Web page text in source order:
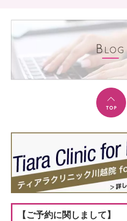
【ご予約に関しまして】